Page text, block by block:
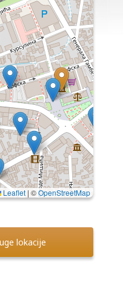
Leaflet | ©OpenStreetMap
lokacije